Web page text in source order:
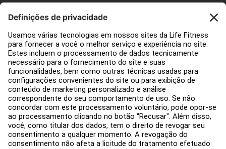
Decoração de ginásios
Hub de Serviços
Centro de Educação
Sobre nós
Encontre um distribuidor
Encontre uma loja
Avisos legais